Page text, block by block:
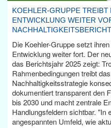
KOEHLER-GRUPPE TREIBT
ENTWICKLUNG WEITER
Die Koehler-Gruppe setzt
Entwicklung weiter fort. Der
das Berichtsjahr 2025 zeigt:
Rahmenbedingungen treibt
Nachhaltigkeitsstrategie
dokumentiert transparent den
bis 2030 und macht zentrale
Handlungsfeldern sichtbar.
angespannten Umfeld, wie